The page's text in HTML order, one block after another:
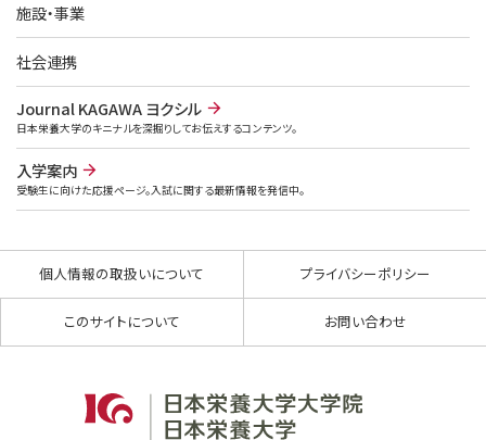
施設・事業
社会連携
Journal KAGAWA ヨクシル
日本栄養大学のキニナルを深掘りしてお伝えするコンテンツ。
入学案内
受験生に向けた応援ページ。入試に関する最新情報を発信中。
個人情報の取扱いについて プライバシーポリシー
このサイトについて お問い合わせ